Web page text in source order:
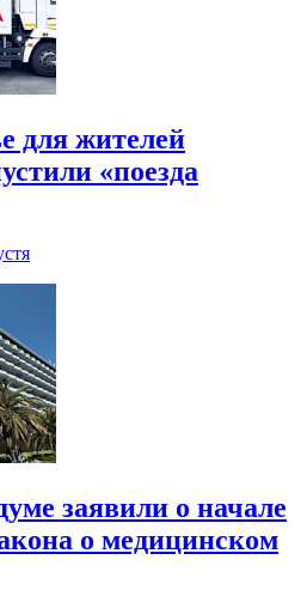
для жителей
«поезда
заявили о начале
о медицинском